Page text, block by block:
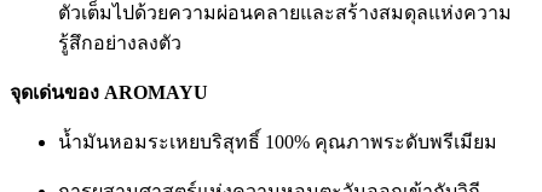
ตัวเต็มไปด้วยความผ่อนคลายและสร้างสมดุลแห่งความ
รู้สึกอย่างลงตัว
จุดเด่นของ AROMAYU
น้ำมันหอมระเหยบริสุทธิ์ 100% คุณภาพระดับพรีเมียม